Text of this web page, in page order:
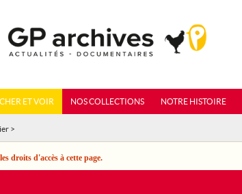
ET VOIR NOS COLLECTIONS NOTRE HISTOIRE
>
droits d'accès à cette page.